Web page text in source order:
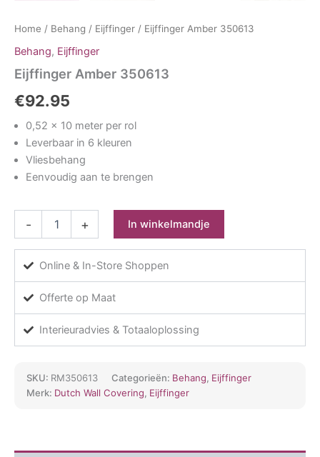
Home / Behang / Eijffinger / Eijffinger Amber 350613
Behang, Eijffinger
Eijffinger Amber 350613
€92.95
0,52 x 10 meter per rol
Leverbaar in 6 kleuren
Vliesbehang
Eenvoudig aan te brengen
-
aantal
+ In winkelmandje
Online & In-Store Shoppen
Offerte op Maat
Interieuradvies & Totaaloplossing
SKU: RM350613 Categorieën: Behang, Eijffinger
Merk: Dutch Wall Covering, Eijffinger